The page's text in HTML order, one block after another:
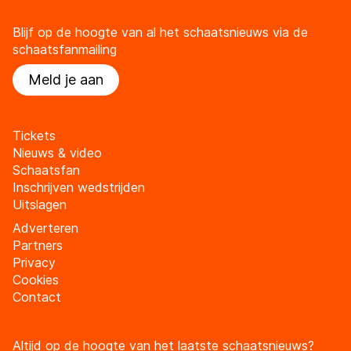
Blijf op de hoogte van al het schaatsnieuws via de
schaatsfanmailing
Meld je aan
Tickets
Nieuws & video
Schaatsfan
Inschrijven wedstrijden
Uitslagen
Adverteren
Partners
Privacy
Cookies
Contact
Altijd op de hoogte van het laatste schaatsnieuws?